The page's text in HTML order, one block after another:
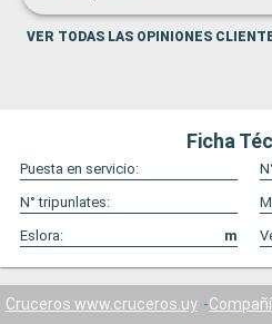
VER TODAS LAS OPINIONES
Ficha
Puesta en servicio:
N° tripunlates:
Eslora:
m
Cruceros www.cruceros.uy